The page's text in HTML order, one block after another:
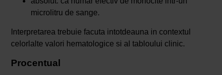
microlitru de sange.
Interpretarea trebuie facuta intotdeauna in contextul
celorlalte valori hematologice si al tabloului clinic.
Procentual